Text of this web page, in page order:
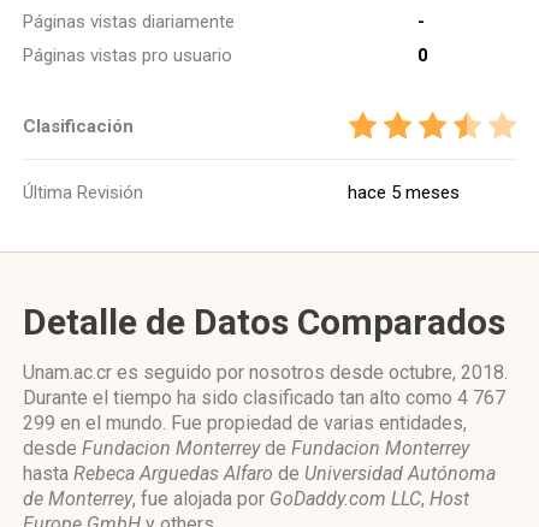
Páginas vistas diariamente
-
Páginas vistas pro usuario
0
Clasificación
Última Revisión hace 5 meses
Detalle de Datos Comparados
Unam.ac.cr es seguido por nosotros desde octubre, 2018.
Durante el tiempo ha sido clasificado tan alto como 4 767
299 en el mundo. Fue propiedad de varias entidades,
desde Fundacion Monterreyde Fundacion Monterrey
hasta Rebeca Arguedas Alfaro de Universidad Autónoma
de Monterrey, fue alojada por GoDaddy.com LLC, Host